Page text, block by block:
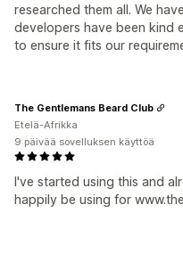
researched them all. We
developers have been kind
to ensure it fits our
I've started using this and
happily be using for
The Gentlemans Beard Club
Etelä-Afrikka
9 päivää sovelluksen käyttöä